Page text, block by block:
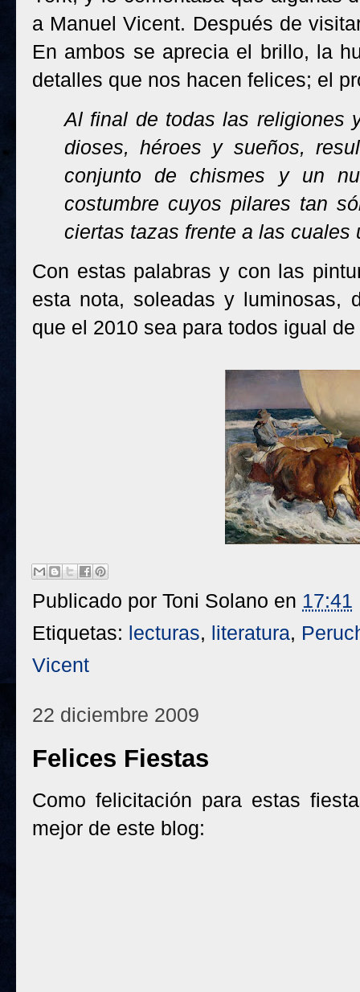
a Manuel Vicent. Después de
En ambos se aprecia el brillo, la
detalles que nos hacen felices; el
Al final de todas las religiones
dioses, héroes y sueños,
conjunto de chismes y un
costumbre cuyos pilares tan
ciertas tazas frente a las cuales
Con estas palabras y con las
esta nota, soleadas y luminosas,
que el 2010 sea para todos igual
Publicado por Toni Solano en 17:41
Etiquetas: lecturas, literatura,
Vicent
22 diciembre 2009
Felices Fiestas
Como felicitación para estas
mejor de este blog: